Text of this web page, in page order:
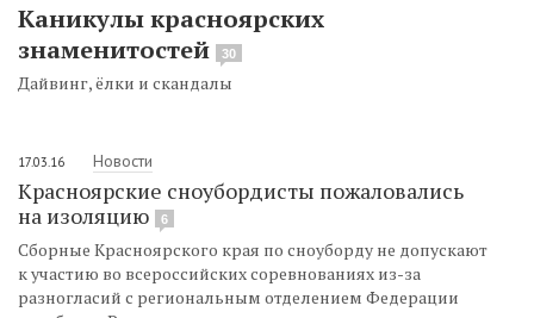
Каникулы красноярских
знаменитостей
30
Дайвинг, ёлки и скандалы
17.03.16 Новости
Красноярские сноубордисты пожаловались
на изоляцию
6
Сборные Красноярского края по сноуборду не допускают
к участию во всероссийских соревнованиях из-за
разногласий с региональным отделением Федерации